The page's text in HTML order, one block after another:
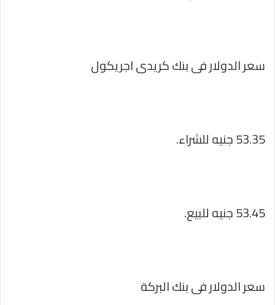
سعر الدولار فى بنك كريدى اجريكول
53.35 جنيه للشراء.
53.45 جنيه للبيع.
سعر الدولار فى بنك البركة